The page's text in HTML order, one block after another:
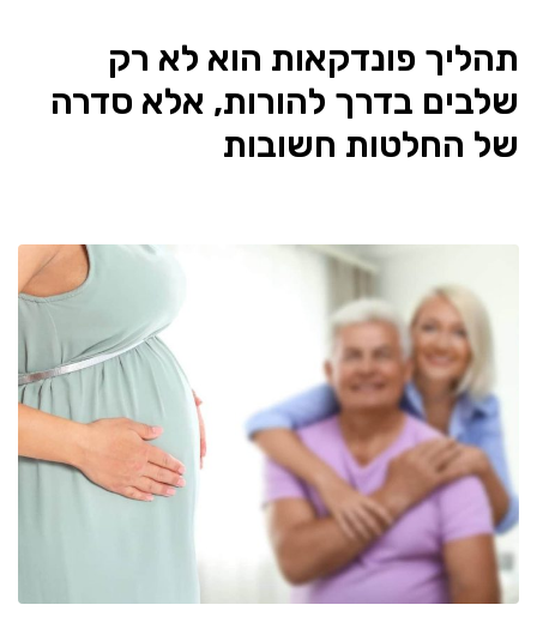
תהליך פונדקאות הוא לא רק
שלבים בדרך להורות, אלא סדרה
של החלטות חשובות